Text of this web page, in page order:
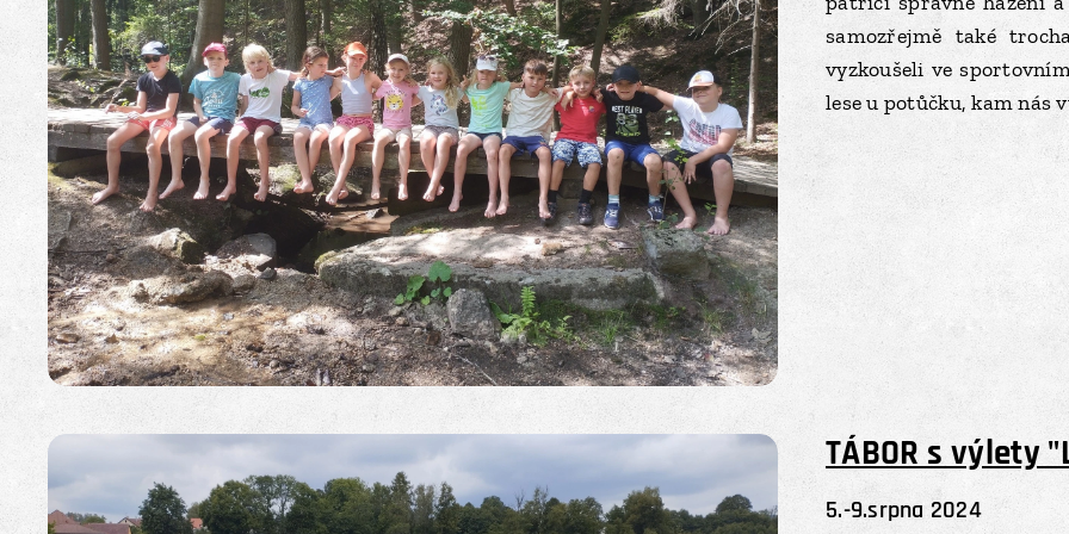
samozřejmě také
vyzkoušeli ve
lese u potůčku, kam nás
TÁBOR s výlety
5.-9.srpna 2024